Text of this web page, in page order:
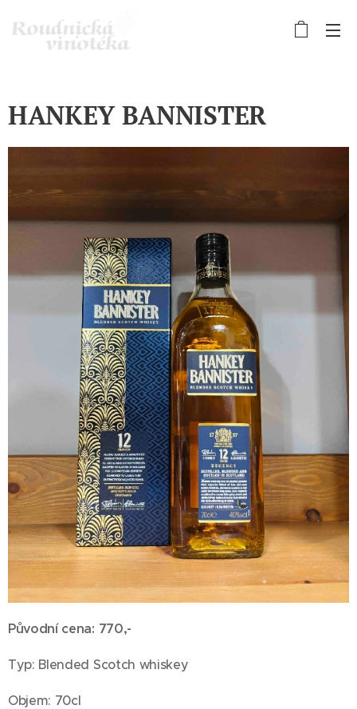
HANKEY BANNISTER
Původní cena: 770,-
Typ: Blended Scotch whiskey
Objem: 70cl